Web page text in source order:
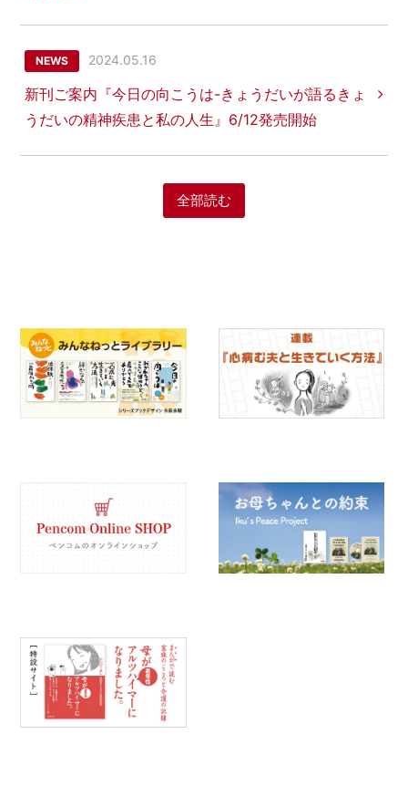
NEWS 2024.05.16
新刊ご案内『今日の向こうは-きょうだいが語るきょ
うだいの精神疾患と私の人生』6/12発売開始
全部読む